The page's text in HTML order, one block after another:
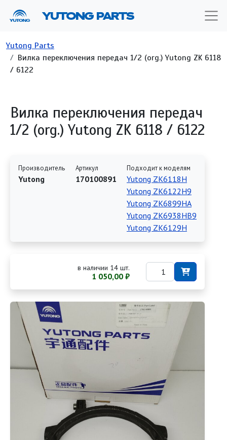
YUTONG PARTS
Строка навигации
Yutong Parts
Вилка переключения передач 1/2 (org.) Yutong ZK 6118
/ 6122
Вилка переключения передач
1/2 (org.) Yutong ZK 6118 / 6122
Производитель
Yutong
Артикул
170100891
Подходит к моделям
Yutong ZK6118H
Yutong ZK6122H9
Yutong ZK6899HA
Yutong ZK6938HB9
Yutong ZK6129H
в наличии 14 шт.
1 050,00 ₽